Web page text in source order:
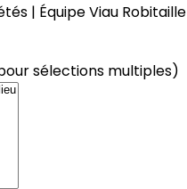
| Équipe Viau Robitaille
sélections multiples)